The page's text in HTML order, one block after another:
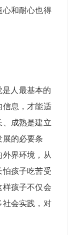
和耐心也得
人最基本的
息，才能适
成熟是建立
的必要条
界环境，从
孩子吃苦受
孩子不仅会
社会实践，对